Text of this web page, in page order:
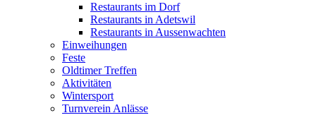
Restaurants im Dorf
Restaurants in Adetswil
Restaurants in Aussenwachten
Einweihungen
Feste
Oldtimer Treffen
Aktivitäten
Wintersport
Turnverein Anlässe